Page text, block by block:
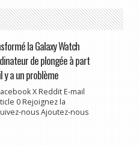
la Galaxy Watch
de plongée à part
a un problème
X Reddit E-mail
0 Rejoignez la
nous Ajoutez-nous